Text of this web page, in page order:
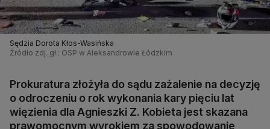
Sędzia Dorota Kłos-Wasińska
Źródło zdj. gł.: OSP w Aleksandrowie Łódzkim
Prokuratura złożyła do sądu zażalenie na decyzję
o odroczeniu o rok wykonania kary pięciu lat
więzienia dla Agnieszki Z. Kobieta jest skazana
prawomocnym wyrokiem za spowodowanie